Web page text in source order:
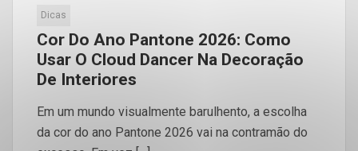
Dicas
Cor Do Ano Pantone 2026: Como
Usar O Cloud Dancer Na Decoração
De Interiores
Em um mundo visualmente barulhento, a escolha
da cor do ano Pantone 2026 vai na contramão do